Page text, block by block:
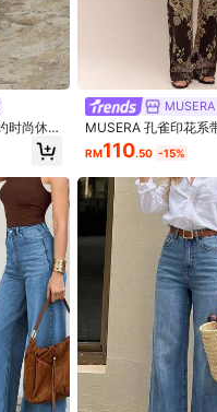
· 隐私保护
(9)
尺码标准
77%
偏大
美丽的(1) 尺码偏大 (2)
时尚休闲
MUSERA
MUSERA 孔雀印花系
女孩街头风格外出穿
RM110.50 -15%